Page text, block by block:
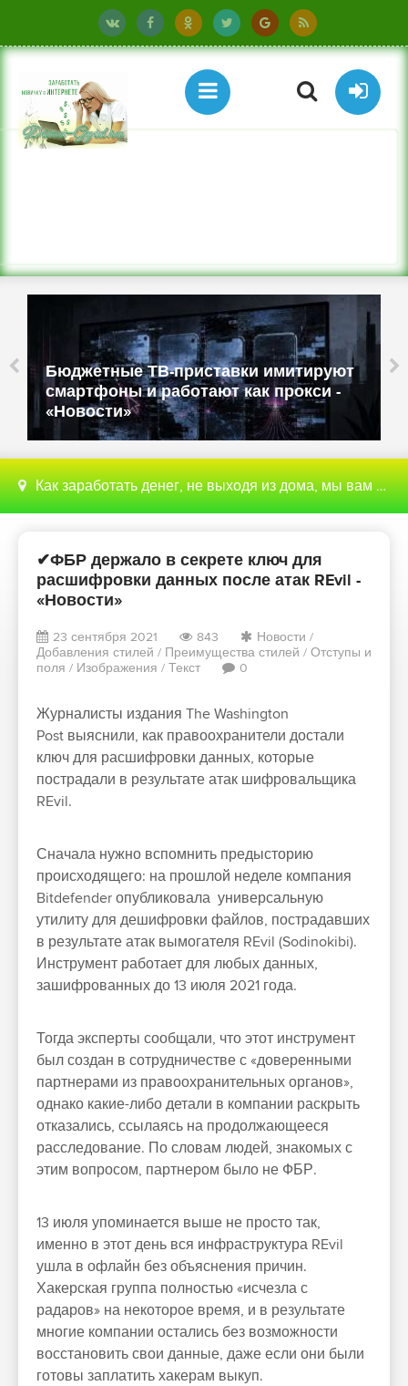
Бюджетные ТВ-приставки имитируют
смартфоны и работают как прокси -
«Новости»
Как заработать денег, не выходя из дома, мы вам поможем с этим разобраться
✔ФБР держало в секрете ключ для
расшифровки данных после атак REvil -
«Новости»
23 сентября 2021 843 Новости /
Добавления стилей / Преимущества стилей / Отступы и
поля / Изображения / Текст 0
Журналисты издания The Washington
Post выяснили, как правоохранители достали
ключ для расшифровки данных, которые
пострадали в результате атак шифровальщика
REvil.
Сначала нужно вспомнить предысторию
происходящего: на прошлой неделе компания
Bitdefender опубликовала универсальную
утилиту для дешифровки файлов, пострадавших
в результате атак вымогателя REvil (Sodinokibi).
Инструмент работает для любых данных,
зашифрованных до 13 июля 2021 года.
Тогда эксперты сообщали, что этот инструмент
был создан в сотрудничестве с «доверенными
партнерами из правоохранительных органов»,
однако какие-либо детали в компании раскрыть
отказались, ссылаясь на продолжающееся
расследование. По словам людей, знакомых с
этим вопросом, партнером было не ФБР.
13 июля упоминается выше не просто так,
именно в этот день вся инфраструктура REvil
ушла в офлайн без объяснения причин.
Хакерская группа полностью «исчезла с
радаров» на некоторое время, и в результате
многие компании остались без возможности
восстановить свои данные, даже если они были
готовы заплатить хакерам выкуп.